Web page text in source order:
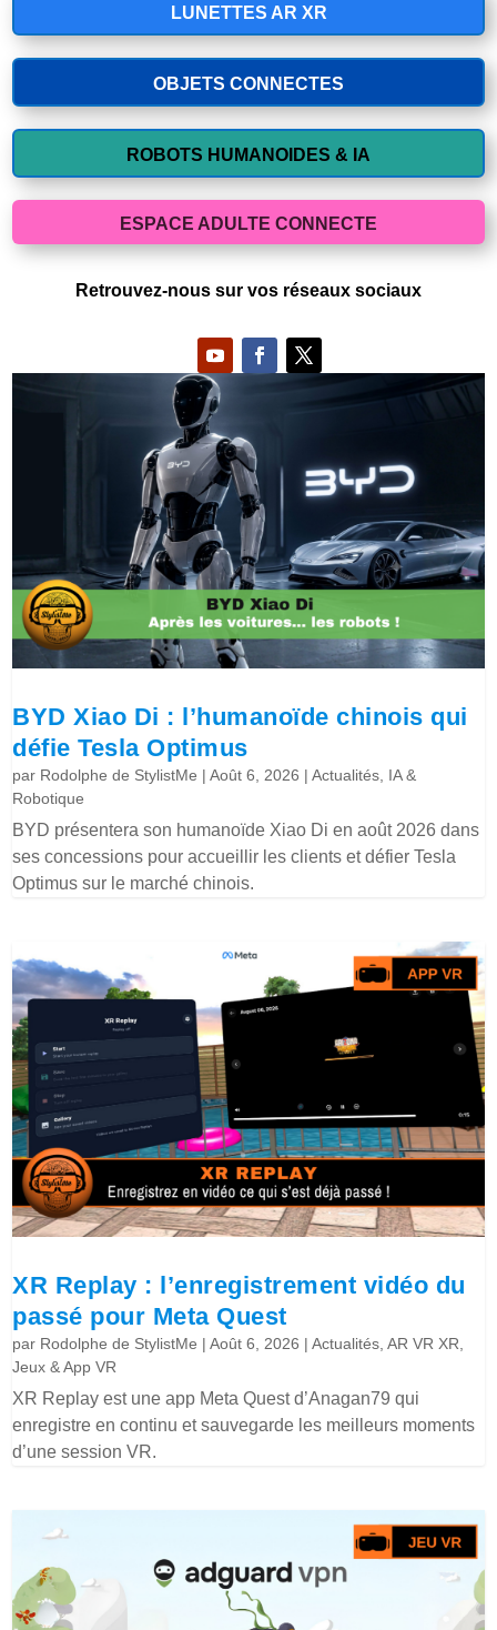
LUNETTES AR XR
OBJETS CONNECTES
ROBOTS HUMANOIDES & IA
ESPACE ADULTE CONNECTE
Retrouvez-nous sur vos réseaux sociaux
BYD Xiao Di : l’humanoïde chinois qui
défie Tesla Optimus
par Rodolphe de StylistMe |Août 6, 2026 |Actualités, IA &
Robotique
BYD présentera son humanoïde Xiao Di en août 2026 dans
ses concessions pour accueillir les clients et défier Tesla
Optimus sur le marché chinois.
XR Replay : l’enregistrement vidéo du
passé pour Meta Quest
par Rodolphe de StylistMe |Août 6, 2026 |Actualités,AR VR XR,
Jeux & App VR
XR Replay est une app Meta Quest d’Anagan79 qui
enregistre en continu et sauvegarde les meilleurs moments
d’une session VR.